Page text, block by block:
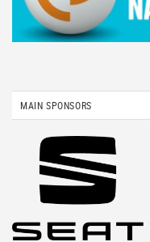
MAIN SPONSORS